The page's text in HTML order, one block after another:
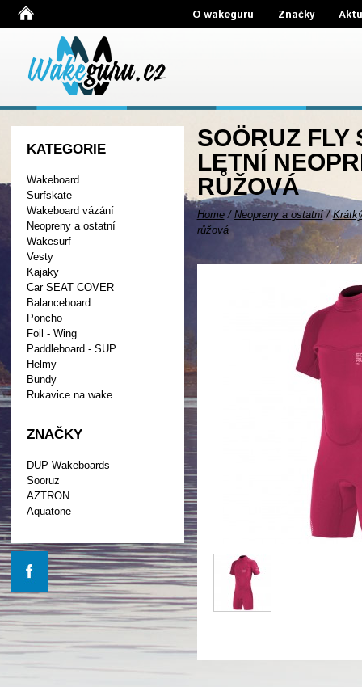
O wakeguru Značky
KATEGORIE
Wakeboard
Surfskate
Wakeboard vázání
Neopreny a ostatní
Wakesurf
Vesty
Kajaky
Car SEAT COVER
Balanceboard
Poncho
Foil - Wing
Paddleboard - SUP
Helmy
Bundy
Rukavice na wake
ZNAČKY
DUP Wakeboards
Sooruz
AZTRON
Aquatone
SOÖRUZ FLY
LETNÍ
RŮŽOVÁ
Home/ Neopreny a ostatní/
růžová